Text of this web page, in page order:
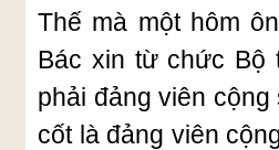
Thế mà một hôm
Bác xin từ chức Bộ
phải đảng viên
cốt là đảng viên